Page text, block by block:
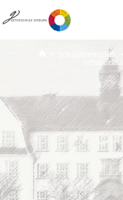
Schulgemeinschaft